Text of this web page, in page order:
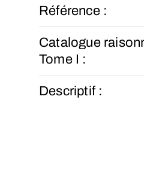
Référence :
Catalogue
Tome I :
Descriptif :